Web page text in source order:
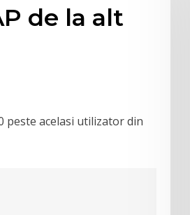
de la alt
peste acelasi utilizator din